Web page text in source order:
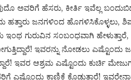
ಅವರಿಗೆ ಹೆಸರು, ಕೀರ್ತಿ ಇವೆಲ್ಲ
ಜನಗಳಿಂದ ಹೊಗಳಿಸಿಕೊಳ್ಳಲು,
ಇಂಥ ಗುರುವಿನ ಸಂಬಂಧವಾಗಿ
ಇವರನ್ನು ನೋಡಲು ಎಷ್ಟೊಂದು
ಇವರ ಆಶ್ರಮ ಎಷ್ಟೊಂದು ಕುರ್ಚಿ
ಕಾಣಿಕೆ ಕೊಡುತ್ತಾರೆ!